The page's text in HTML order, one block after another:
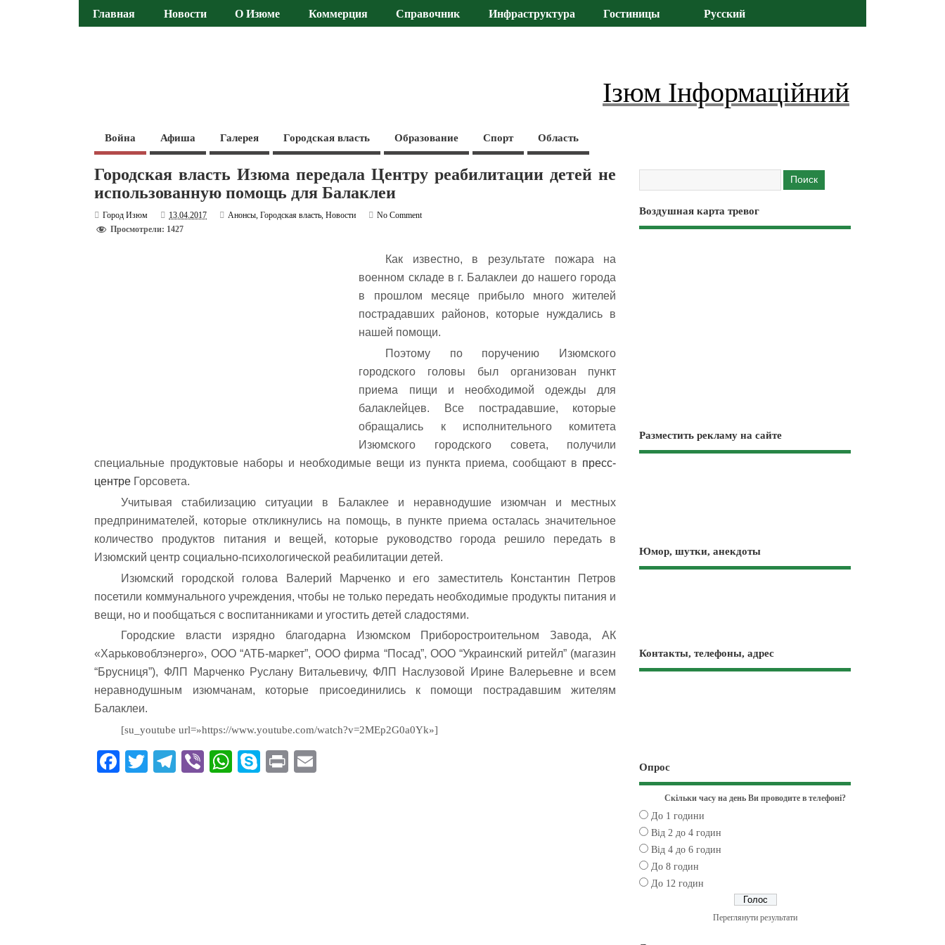
Главная Новости О Изюме Коммерция Справочник Инфраструктура Гостиницы Русский
Ізюм Інформаційний
Война Афиша Галерея Городская власть Образование Спорт Область
Городская власть Изюма передала Центру реабилитации детей не
использованную помощь для Балаклеи
Город Изюм 13.04.2017 Анонсы,Городская власть,Новости
No Comment
Просмотрели: 1427
Как известно, в результате пожара на
военном складе в г. Балаклеи до нашего города
в прошлом месяце прибыло много жителей
пострадавших районов, которые нуждались в
нашей помощи.
Поэтому по поручению Изюмского
городского головы был организован пункт
приема пищи и необходимой одежды для
балаклейцев. Все пострадавшие, которые
обращались к исполнительного комитета
Изюмского городского совета, получили
специальные продуктовые наборы и необходимые вещи из пункта приема, сообщают в пресс-
центре Горсовета.
Учитывая стабилизацию ситуации в Балаклее и неравнодушие изюмчан и местных
предпринимателей, которые откликнулись на помощь, в пункте приема осталась значительное
количество продуктов питания и вещей, которые руководство города решило передать в
Изюмский центр социально-психологической реабилитации детей.
Изюмский городской голова Валерий Марченко и его заместитель Константин Петров
посетили коммунального учреждения, чтобы не только передать необходимые продукты питания и
вещи, но и пообщаться с воспитанниками и угостить детей сладостями.
Городские власти изрядно благодарна Изюмском Приборостроительном Завода, АК
«Харьковоблэнерго», ООО “АТБ-маркет”, ООО фирма “Посад”, ООО “Украинский ритейл” (магазин
“Брусниця”), ФЛП Марченко Руслану Витальевичу, ФЛП Наслузовой Ирине Валерьевне и всем
неравнодушным изюмчанам, которые присоединились к помощи пострадавшим жителям
Балаклеи.
[su_youtube url=»https://www.youtube.com/watch?v=2MEp2G0a0Yk»]
Fa T
Te Vi
W
S
Pr
Воздушная карта тревог
Разместить рекламу на сайте
Юмор, шутки, анекдоты
Контакты, телефоны, адрес
Опрос
Скільки часу на день Ви проводите в телефоні?
До 1 години
Від 2 до 4 годин
Від 4 до 6 годин
До 8 годин
До 12 годин
Переглянути результати